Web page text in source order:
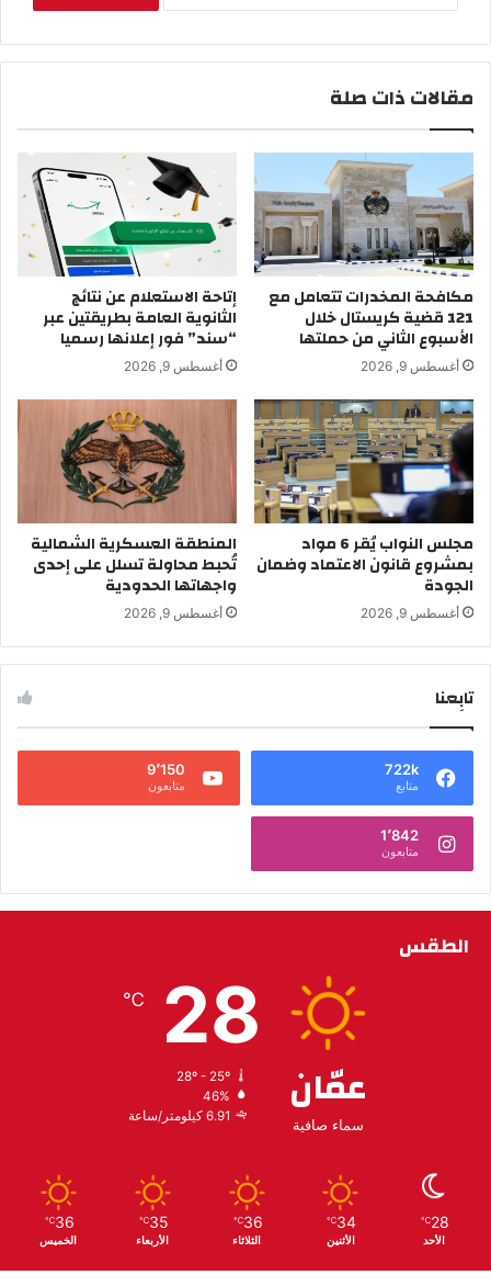
مقالات ذات صلة
مكافحة المخدرات تتعامل مع
121 قضية كريستال خلال
الأسبوع الثاني من حملتها
أغسطس 9, 2026
إتاحة الاستعلام عن نتائج
الثانوية العامة بطريقتين عبر
“سند” فور إعلانها رسميا
أغسطس 9, 2026
مجلس النواب يُقر 6 مواد
بمشروع قانون الاعتماد وضمان
الجودة
أغسطس 9, 2026
المنطقة العسكرية الشمالية
تُحبط محاولة تسلل على إحدى
واجهاتها الحدودية
أغسطس 9, 2026
تابِعنا
722k
متابع
9٬150
متابعون
1٬842
متابعون
الطقس
عمّان
سماء صافية
28
℃
28º - 25º
46%
6.91 كيلومتر/ساعة
28
℃
الأحد
34
℃
الأثنين
36
℃
الثلاثاء
35
℃
الأربعاء
36
℃
الخميس